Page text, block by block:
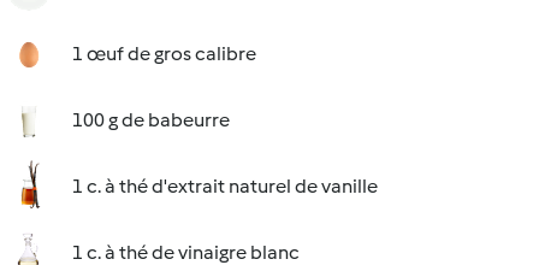
1 œuf de gros calibre
100 g de babeurre
1 c. à thé d'extrait naturel de vanille
1 c. à thé de vinaigre blanc